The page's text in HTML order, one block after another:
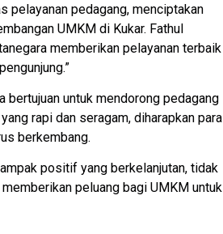
pelayanan pedagang, menciptakan
UMKM di Kukar. Fathul
memberikan pelayanan terbaik
bertujuan untuk mendorong pedagang
rapi dan seragam, diharapkan para
berkembang.
positif yang berkelanjutan, tidak
peluang bagi UMKM untuk